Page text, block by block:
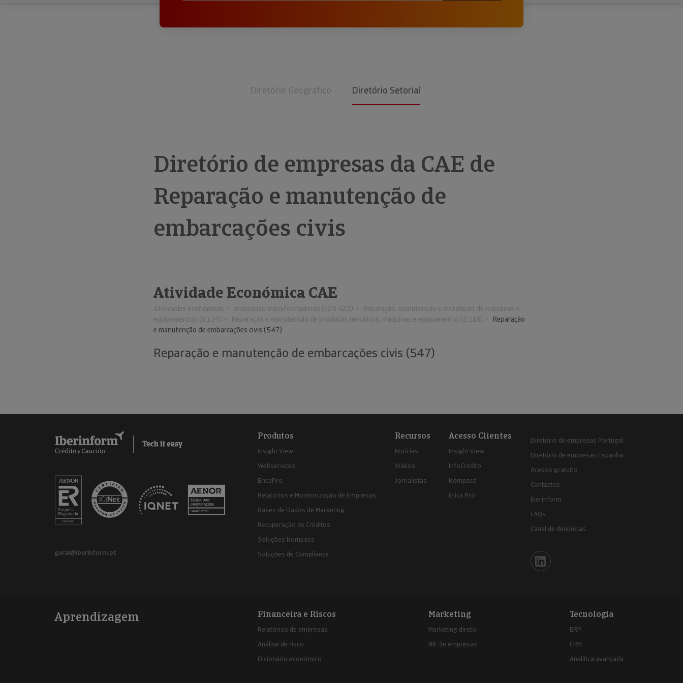
seus clientes.
Diretório Geográfico Diretório Setorial
Diretório de empresas da CAE de
Reparação e manutenção de
embarcações civis
Atividade Económica CAE
Atividades económicas Indústrias transformadoras (124.422)
Reparação, manutenção e instalação de máquinas e
equipamentos (6.134)
Reparação e manutenção de produtos metálicos, máquinas e equipamento (5.118)
Reparação
e manutenção de embarcações civis (547)
Reparação e manutenção de embarcações civis (547)
geral@iberinform.pt
Produtos
Insight View
Webservices
EricaPro
Relatórios e Monitorização de Empresas
Bases de Dados de Marketing
Recuperação de Créditos
Soluções Kompass
Soluções de Compliance
Recursos
Notícias
Vídeos
Jornalistas
Acesso Clientes
Insight View
InfoCrédito
Kompass
Erica Pro
Diretório de empresas Portugal
Diretório de empresas Espanha
Acesso gratuito
Contactos
Iberinform
FAQs
Canal de denúncias
Iberinform en Linkedin
Aprendizagem Financeira e Riscos
Relatórios de empresas
Análise de risco
Dicionário económico
Marketing
Marketing direto
NIF de empresas
Tecnologia
ERP
CRM
Analítica avançada